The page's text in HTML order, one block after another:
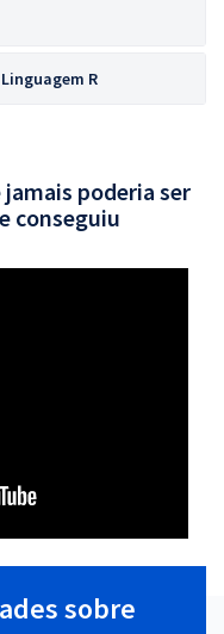
R
jamais poderia ser
conseguiu
sobre